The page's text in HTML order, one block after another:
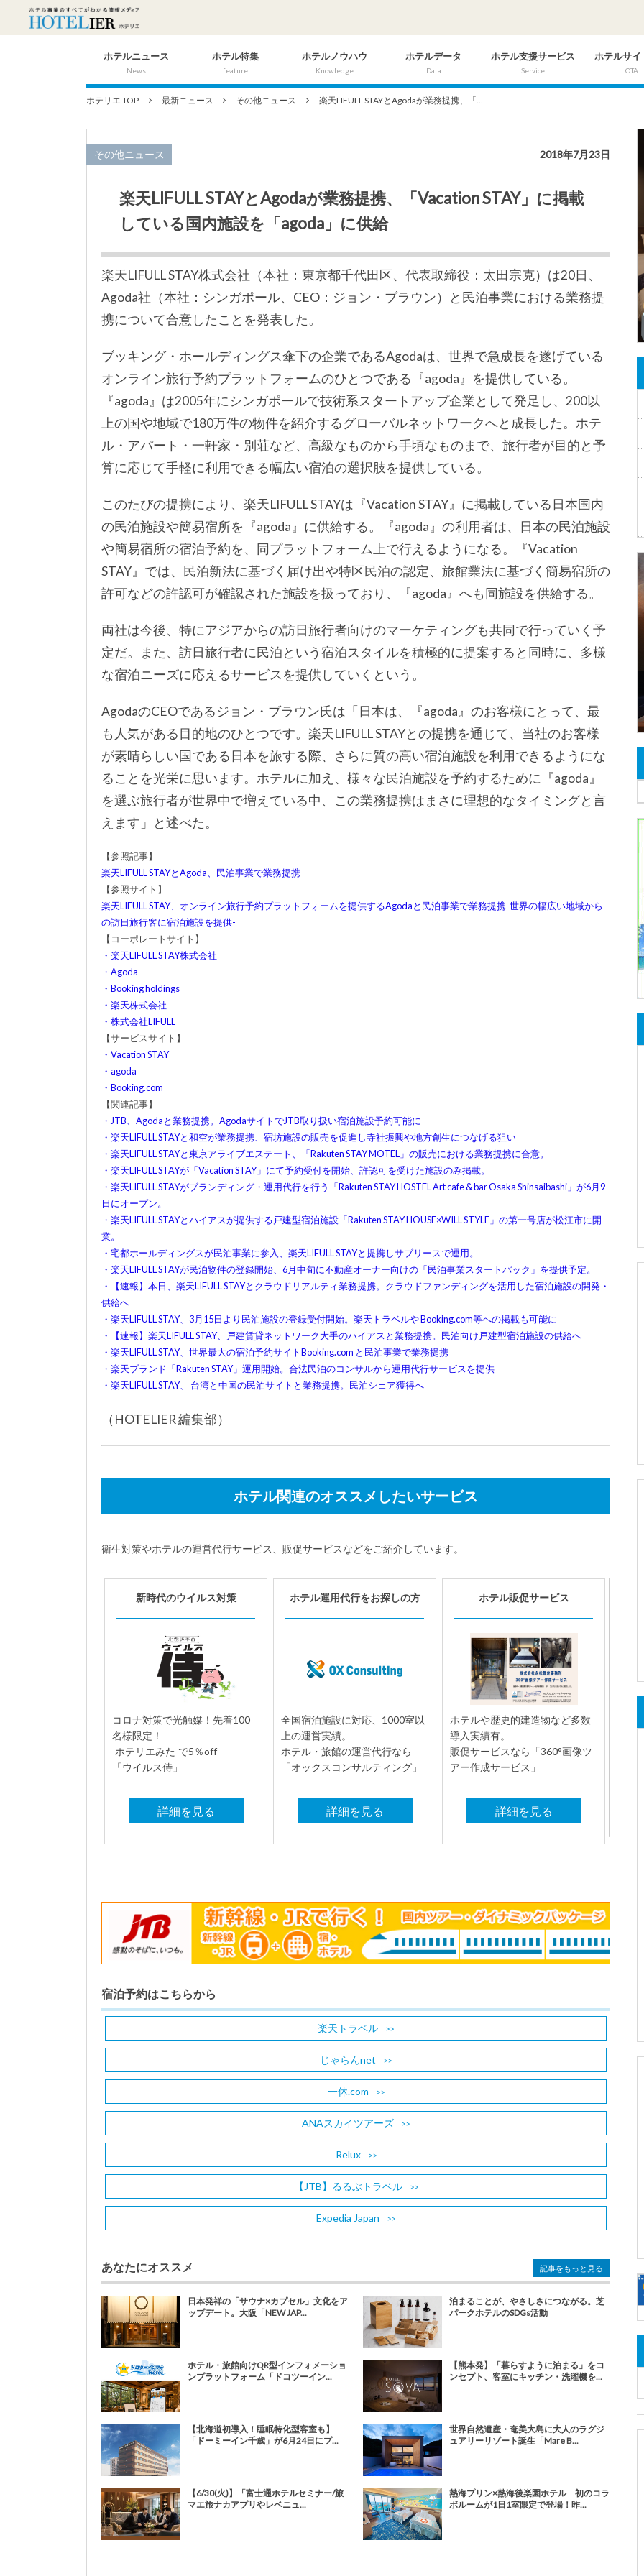
ホテルニュース
News
ホテル特集
feature
ホテルノウハウ
Knowledge
ホテルデータ
Data
ホテル支援サービス
Service
ホテルサイ
OTA
ホテリエ TOP 最新ニュース その他ニュース 楽天LIFULL STAYとAgodaが業務提携、「...
その他ニュース 2018年7月23日
楽天LIFULL STAYとAgodaが業務提携、「Vacation STAY」に掲載
している国内施設を「agoda」に供給
楽天LIFULL STAY株式会社（本社：東京都千代田区、代表取締役：太田宗克）は20日、
Agoda社（本社：シンガポール、CEO：ジョン・ブラウン）と民泊事業における業務提
携について合意したことを発表した。
ブッキング・ホールディングス傘下の企業であるAgodaは、世界で急成長を遂げている
オンライン旅行予約プラットフォームのひとつである『agoda』を提供している。
『agoda』は2005年にシンガポールで技術系スタートアップ企業として発足し、200以
上の国や地域で180万件の物件を紹介するグローバルネットワークへと成長した。ホテ
ル・アパート・一軒家・別荘など、高級なものから手頃なものまで、旅行者が目的と予
算に応じて手軽に利用できる幅広い宿泊の選択肢を提供している。
このたびの提携により、楽天LIFULL STAYは『Vacation STAY』に掲載している日本国内
の民泊施設や簡易宿所を『agoda』に供給する。『agoda』の利用者は、日本の民泊施設
や簡易宿所の宿泊予約を、同プラットフォーム上で行えるようになる。『Vacation
STAY』では、民泊新法に基づく届け出や特区民泊の認定、旅館業法に基づく簡易宿所の
許可などの許認可が確認された施設を扱っており、『agoda』へも同施設を供給する。
両社は今後、特にアジアからの訪日旅行者向けのマーケティングも共同で行っていく予
定だ。また、訪日旅行者に民泊という宿泊スタイルを積極的に提案すると同時に、多様
な宿泊ニーズに応えるサービスを提供していくという。
AgodaのCEOであるジョン・ブラウン氏は「日本は、『agoda』のお客様にとって、最
も人気がある目的地のひとつです。楽天LIFULL STAYとの提携を通じて、当社のお客様
が素晴らしい国である日本を旅する際、さらに質の高い宿泊施設を利用できるようにな
ることを光栄に思います。ホテルに加え、様々な民泊施設を予約するために『agoda』
を選ぶ旅行者が世界中で増えている中、この業務提携はまさに理想的なタイミングと言
えます」と述べた。
【参照記事】
楽天LIFULL STAYとAgoda、民泊事業で業務提携
【参照サイト】
楽天LIFULL STAY、オンライン旅行予約プラットフォームを提供するAgodaと民泊事業で業務提携-世界の幅広い地域から
の訪日旅行客に宿泊施設を提供-
【コーポレートサイト】
・楽天LIFULL STAY株式会社
・Agoda
・Booking holdings
・楽天株式会社
・株式会社LIFULL
【サービスサイト】
・Vacation STAY
・agoda
・Booking.com
【関連記事】
・JTB、Agodaと業務提携。AgodaサイトでJTB取り扱い宿泊施設予約可能に
・楽天LIFULL STAYと和空が業務提携、宿坊施設の販売を促進し寺社振興や地方創生につなげる狙い
・楽天LIFULL STAYと東京アライブエステート、「Rakuten STAY MOTEL」の販売における業務提携に合意。
・楽天LIFULL STAYが「Vacation STAY」にて予約受付を開始、許認可を受けた施設のみ掲載。
・楽天LIFULL STAYがブランディング・運用代行を行う「Rakuten STAY HOSTEL Art cafe & bar Osaka Shinsaibashi」が6月9
日にオープン。
・楽天LIFULL STAYとハイアスが提供する戸建型宿泊施設「Rakuten STAY HOUSE×WILL STYLE」の第一号店が松江市に開
業。
・宅都ホールディングスが民泊事業に参入、楽天LIFULL STAYと提携しサブリースで運用。
・楽天LIFULL STAYが民泊物件の登録開始、6月中旬に不動産オーナー向けの「民泊事業スタートパック」を提供予定。
・【速報】本日、楽天LIFULL STAYとクラウドリアルティ業務提携。クラウドファンディングを活用した宿泊施設の開発・
供給へ
・楽天LIFULL STAY、3月15日より民泊施設の登録受付開始。楽天トラベルや Booking.com等への掲載も可能に
・【速報】楽天LIFULL STAY、戸建賃貸ネットワーク大手のハイアスと業務提携。民泊向け戸建型宿泊施設の供給へ
・楽天LIFULL STAY、世界最大の宿泊予約サイトBooking.com と民泊事業で業務提携
・楽天ブランド「Rakuten STAY」運用開始。合法民泊のコンサルから運用代行サービスを提供
・楽天LIFULL STAY、 台湾と中国の民泊サイトと業務提携。民泊シェア獲得へ
（HOTELIER 編集部）
ホテル関連のオススメしたいサービス
衛生対策やホテルの運営代行サービス、販促サービスなどをご紹介しています。
新時代のウイルス対策
コロナ対策で光触媒！先着100
名様限定！
¨ホテリエみた¨で5％off
「ウイルス侍」
詳細を見る
ホテル運用代行をお探しの方
全国宿泊施設に対応、1000室以
上の運営実績。
ホテル・旅館の運営代行なら
「オックスコンサルティング」
詳細を見る
ホテル販促サービス
ホテルや歴史的建造物など多数
導入実績有。
販促サービスなら「360°画像ツ
アー作成サービス」
詳細を見る
宿泊予約はこちらから
楽天トラベル
じゃらんnet
一休.com
ANAスカイツアーズ
Relux
【JTB】るるぶトラベル
Expedia Japan
あなたにオススメ
日本発祥の「サウナ×カプセル」文化をア
ップデート。大阪「NEW JAP...
泊まることが、やさしさにつながる。芝
パークホテルのSDGs活動
ホテル・旅館向けQR型インフォメーショ
ンプラットフォーム「ドコツーイン...
【熊本発】「暮らすように泊まる」をコ
ンセプト、客室にキッチン・洗濯機を...
【北海道初導入！睡眠特化型客室も】
「ドーミーイン千歳」が6月24日にプ...
世界自然遺産・奄美大島に大人のラグジ
ュアリーリゾート誕生「Mare B...
【6/30(火)】「富士通ホテルセミナー/旅
マエ旅ナカアプリやレベニュ...
熱海プリン×熱海後楽園ホテル 初のコラ
ボルームが1日1室限定で登場！昨...
記事をもっと見る